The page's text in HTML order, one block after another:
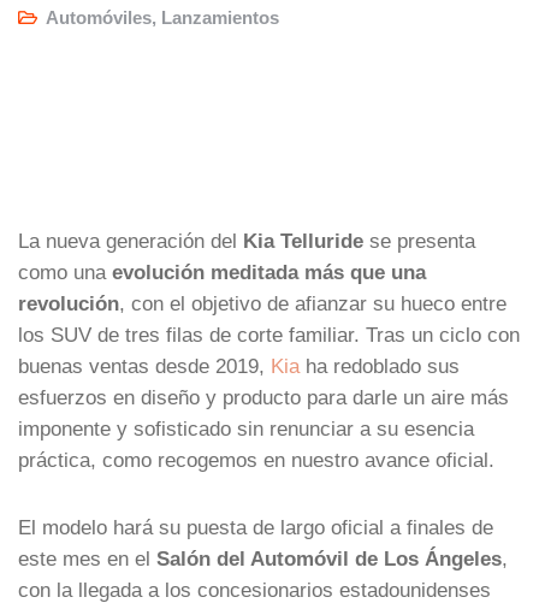
Automóviles, Lanzamientos
La nueva generación del Kia Telluride se presenta
como una evolución meditada más que una
revolución, con el objetivo de afianzar su hueco entre
los SUV de tres filas de corte familiar. Tras un ciclo con
buenas ventas desde 2019, Kia ha redoblado sus
esfuerzos en diseño y producto para darle un aire más
imponente y sofisticado sin renunciar a su esencia
práctica, como recogemos en nuestro avance oficial.
El modelo hará su puesta de largo oficial a finales de
este mes en el Salón del Automóvil de Los Ángeles,
con la llegada a los concesionarios estadounidenses